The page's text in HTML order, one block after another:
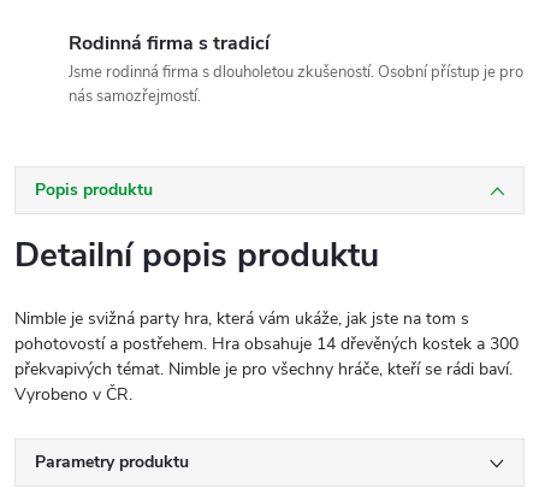
Rodinná firma s tradicí
Jsme rodinná firma s dlouholetou zkušeností. Osobní přístup je pro
nás samozřejmostí.
Popis produktu
Detailní popis produktu
Nimble je svižná party hra, která vám ukáže, jak jste na tom s
pohotovostí a postřehem. Hra obsahuje 14 dřevěných kostek a 300
překvapivých témat. Nimble je pro všechny hráče, kteří se rádi baví.
Vyrobeno v ČR.
Parametry produktu